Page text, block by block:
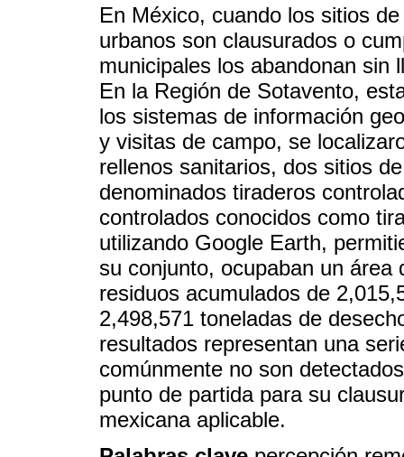
En México, cuando los sitios
urbanos son clausurados o
municipales los abandonan sin
En la Región de Sotavento,
los sistemas de información
y visitas de campo, se
rellenos sanitarios, dos sitios
denominados tiraderos
controlados conocidos como
utilizando Google Earth,
su conjunto, ocupaban un
residuos acumulados de
2,498,571 toneladas de
resultados representan una
comúnmente no son
punto de partida para su
mexicana aplicable.